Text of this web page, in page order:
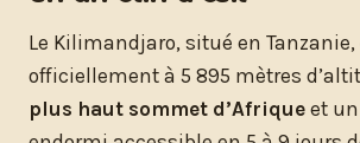
Le Kilimandjaro, situé en
officiellement à 5 895 mètres
plus haut sommet d’Afrique et